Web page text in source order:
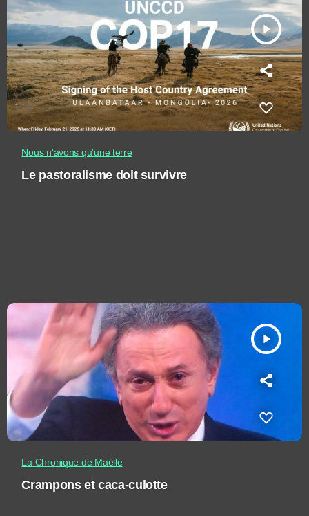
play_arrow
Nous n'avons qu'une terre
Le pastoralisme doit survivre
play_arrow
La Chronique de Maëlle
Crampons et caca-culotte